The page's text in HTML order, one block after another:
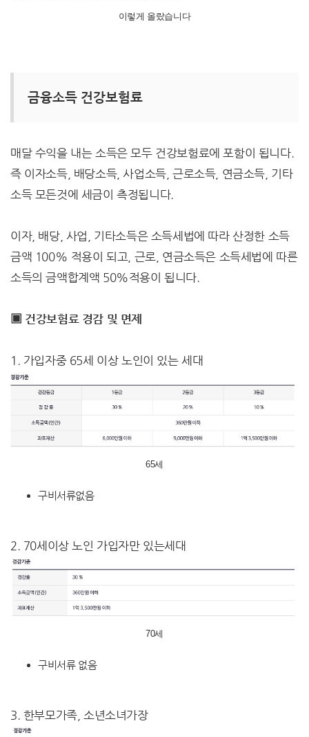
이렇게 올랐습니다
금융소득 건강보험료
매달 수익을 내는 소득은 모두 건강보험료에 포함이 됩니다.
즉 이자소득, 배당소득, 사업소득, 근로소득, 연금소득, 기타
소득 모든것에 세금이 측정됩니다.
이자, 배당, 사업, 기타소득은 소득세법에 따라 산정한 소득
금액 100% 적용이 되고, 근로, 연금소득은 소득세법에 따른
소득의 금액합계액 50%적용이 됩니다.
▣ 건강보험료 경감 및 면제
1. 가입자중 65세 이상 노인이 있는 세대
65세
구비서류없음
2. 70세이상 노인 가입자만 있는세대
70세
구비서류 없음
3. 한부모가족, 소년소녀가장